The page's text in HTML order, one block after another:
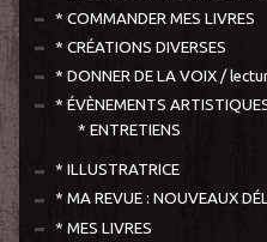
* COMMANDER MES LIVRES
* CRÉATIONS DIVERSES
* DONNER DE LA VOIX /
* ÉVÈNEMENTS
* ENTRETIENS
* ILLUSTRATRICE
* MA REVUE : NOUVEAUX
* MES LIVRES